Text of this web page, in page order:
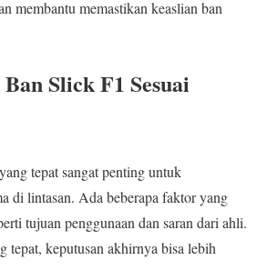
membantu memastikan keaslian ban
Slick F1 Sesuai
tepat sangat penting untuk
di lintasan. Ada beberapa faktor yang
tujuan penggunaan dan saran dari ahli.
tepat, keputusan akhirnya bisa lebih